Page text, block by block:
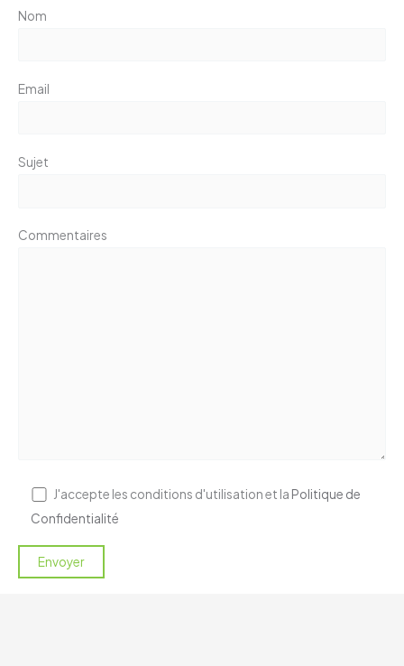
Nom
Email
Sujet
Commentaires
J'accepte les conditions d'utilisation et la Politique de
Confidentialité